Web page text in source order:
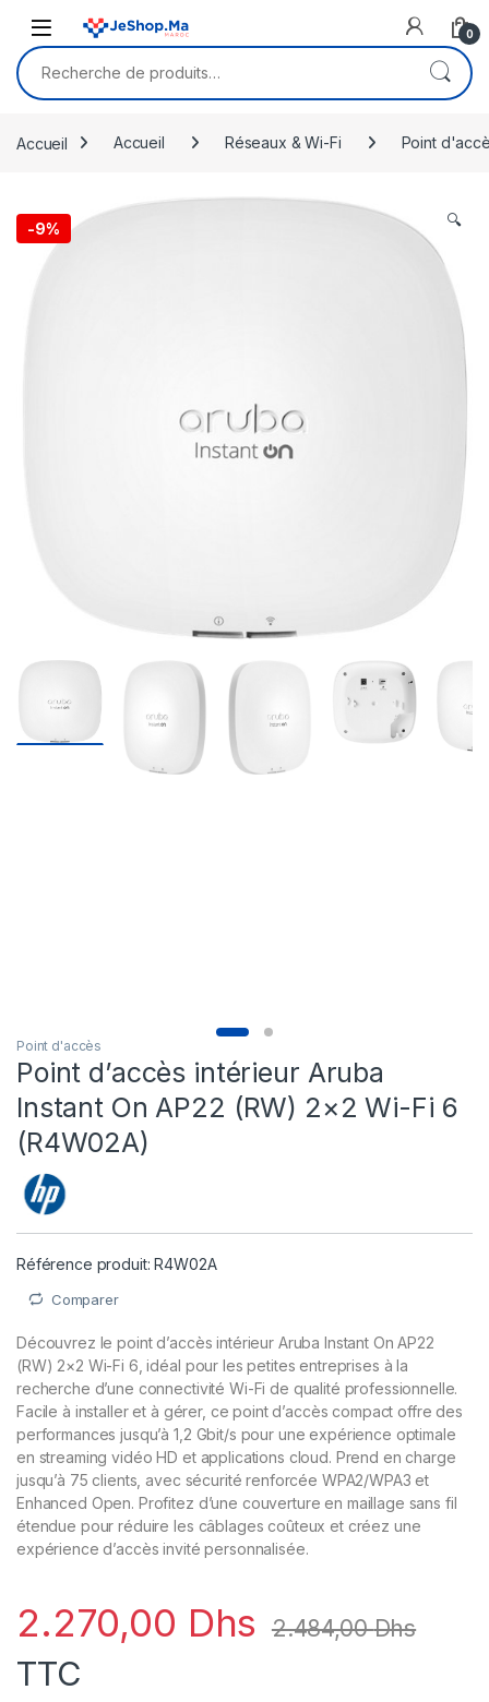
0
Recherche pour :
Accueil Accueil Réseaux & Wi-Fi Point
-9% 🔍
Point d'accès
Point d’accès intérieur Aruba
Instant On AP22 (RW) 2×2 Wi-Fi 6
(R4W02A)
Référence produit: R4W02A
Comparer
Découvrez le point d’accès intérieur Aruba Instant On AP22
(RW) 2×2 Wi-Fi 6, idéal pour les petites entreprises à la
recherche d’une connectivité Wi-Fi de qualité professionnelle.
Facile à installer et à gérer, ce point d’accès compact offre des
performances jusqu’à 1,2 Gbit/s pour une expérience optimale
en streaming vidéo HD et applications cloud. Prend en charge
jusqu’à 75 clients, avec sécurité renforcée WPA2/WPA3 et
Enhanced Open. Profitez d’une couverture en maillage sans fil
étendue pour réduire les câblages coûteux et créez une
expérience d’accès invité personnalisée.
2.270,00 Dhs 2.484,00Dhs
TTC